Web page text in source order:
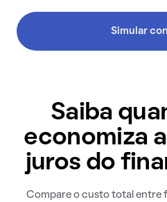
Simular
Saiba
economiza
juros do
Compare o custo total entre